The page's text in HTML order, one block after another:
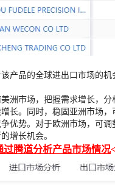
产品的全球进出口市场的
洲市场，把握需求增长，
长。同时，稳固亚洲市场
优势。对于欧洲市场，可
增长机会。
过腾道分析产品市场情况